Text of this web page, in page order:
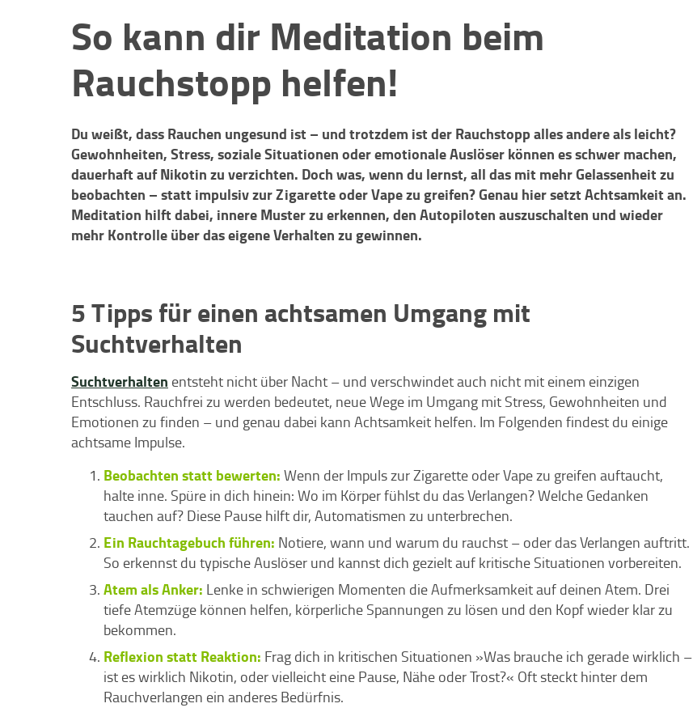
So kann dir Meditation beim
Rauchstopp helfen!
Du weißt, dass Rauchen ungesund ist – und trotzdem ist der Rauchstopp alles andere als leicht?
Gewohnheiten, Stress, soziale Situationen oder emotionale Auslöser können es schwer machen,
dauerhaft auf Nikotin zu verzichten. Doch was, wenn du lernst, all das mit mehr Gelassenheit zu
beobachten – statt impulsiv zur Zigarette oder Vape zu greifen? Genau hier setzt Achtsamkeit an.
Meditation hilft dabei, innere Muster zu erkennen, den Autopiloten auszuschalten und wieder
mehr Kontrolle über das eigene Verhalten zu gewinnen.
5 Tipps für einen achtsamen Umgang mit
Suchtverhalten
Suchtverhalten entsteht nicht über Nacht – und verschwindet auch nicht mit einem einzigen
Entschluss. Rauchfrei zu werden bedeutet, neue Wege im Umgang mit Stress, Gewohnheiten und
Emotionen zu finden – und genau dabei kann Achtsamkeit helfen. Im Folgenden findest du einige
achtsame Impulse.
Beobachten statt bewerten: Wenn der Impuls zur Zigarette oder Vape zu greifen auftaucht,
halte inne. Spüre in dich hinein: Wo im Körper fühlst du das Verlangen? Welche Gedanken
tauchen auf? Diese Pause hilft dir, Automatismen zu unterbrechen.
Ein Rauchtagebuch führen: Notiere, wann und warum du rauchst – oder das Verlangen auftritt.
So erkennst du typische Auslöser und kannst dich gezielt auf kritische Situationen vorbereiten.
Atem als Anker: Lenke in schwierigen Momenten die Aufmerksamkeit auf deinen Atem. Drei
tiefe Atemzüge können helfen, körperliche Spannungen zu lösen und den Kopf wieder klar zu
bekommen.
Reflexion statt Reaktion: Frag dich in kritischen Situationen »Was brauche ich gerade wirklich –
ist es wirklich Nikotin, oder vielleicht eine Pause, Nähe oder Trost?« Oft steckt hinter dem
Rauchverlangen ein anderes Bedürfnis.